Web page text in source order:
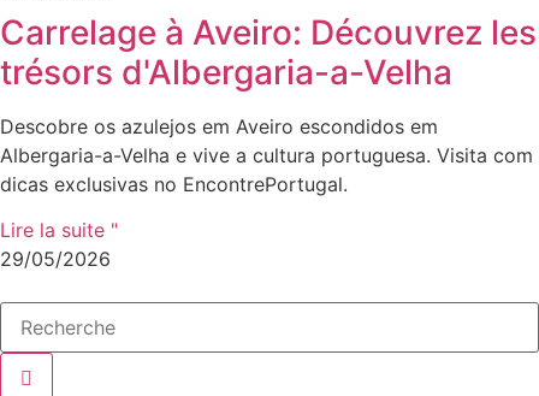
Carrelage à Aveiro: Découvrez les
trésors d'Albergaria-a-Velha
Descobre os azulejos em Aveiro escondidos em
Albergaria-a-Velha e vive a cultura portuguesa. Visita com
dicas exclusivas no EncontrePortugal.
Lire la suite "
29/05/2026